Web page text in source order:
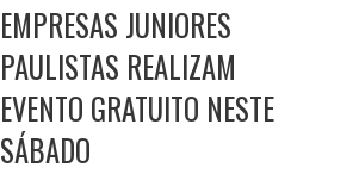
EMPRESAS JUNIORES
PAULISTAS REALIZAM
EVENTO GRATUITO NESTE
SÁBADO